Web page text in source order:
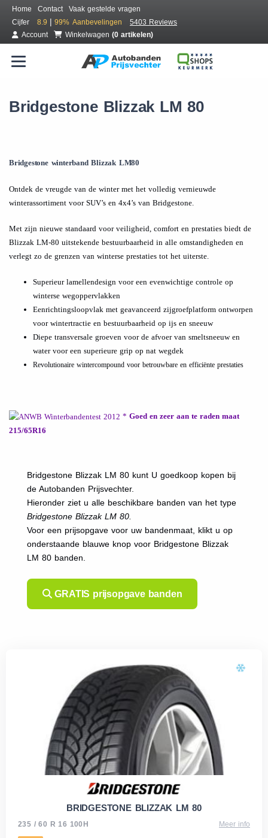
Home Contact
Vaak gestelde vragen
Cijfer
8.9 | 99% Aanbevelingen
5403 Reviews
Account
Winkelwagen (0 artikelen)
Bridgestone Blizzak LM 80
Bridgestone winterband Blizzak LM80
Ontdek de vreugde van de winter met het volledig vernieuwde
winterassortiment voor SUV’s en 4x4’s van Bridgestone.
Met zijn nieuwe standaard voor veiligheid, comfort en prestaties biedt de
Blizzak LM-80 uitstekende bestuurbaarheid in alle omstandigheden en
verlegt zo de grenzen van winterse prestaties tot het uiterste.
Superieur lamellendesign voor een evenwichtige controle op
winterse wegoppervlakken
Eenrichtingsloopvlak met geavanceerd zijgroefplatform ontworpen
voor wintertractie en bestuurbaarheid op ijs en sneeuw
Diepe transversale groeven voor de afvoer van smeltsneeuw en
water voor een superieure grip op nat wegdek
Revolutionaire wintercompound voor betrouwbare en efficiënte prestaties
* Goed en zeer aan te raden maat
215/65R16
Bridgestone Blizzak LM 80 kunt U goedkoop kopen bij
de Autobanden Prijsvechter.
Hieronder ziet u alle beschikbare banden van het type
Bridgestone Blizzak LM 80.
Voor een prijsopgave voor uw bandenmaat, klikt u op
onderstaande blauwe knop voor Bridgestone Blizzak
LM 80 banden.
GRATIS prijsopgave banden
BRIDGESTONE BLIZZAK LM 80
235 / 60 R 16 100H Meer info